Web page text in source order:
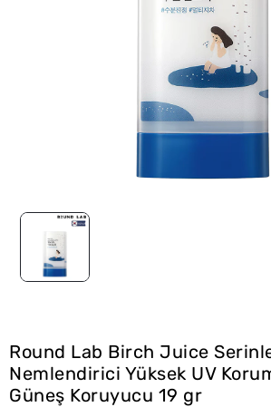
Round Lab Birch Juice
Nemlendirici Yüksek UV
Güneş Koruyucu 19 gr